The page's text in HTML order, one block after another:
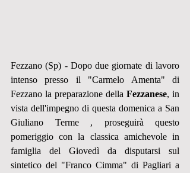
Fezzano (Sp) - Dopo due giornate di lavoro
intenso presso il "Carmelo Amenta" di
Fezzano la preparazione della Fezzanese, in
vista dell'impegno di questa domenica a San
Giuliano Terme , proseguirà questo
pomeriggio con la classica amichevole in
famiglia del Giovedì da disputarsi sul
sintetico del "Franco Cimma" di Pagliari a